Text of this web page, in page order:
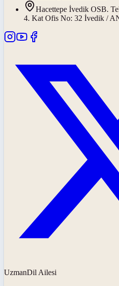
Hacettepe İvedik OSB.
4. Kat Ofis No: 32 İvedik /
UzmanDil Ailesi